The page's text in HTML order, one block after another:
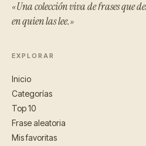
«Una colección viva de frases que
en quien las lee.»
EXPLORAR
Inicio
Categorías
Top 10
Frase aleatoria
Mis favoritas